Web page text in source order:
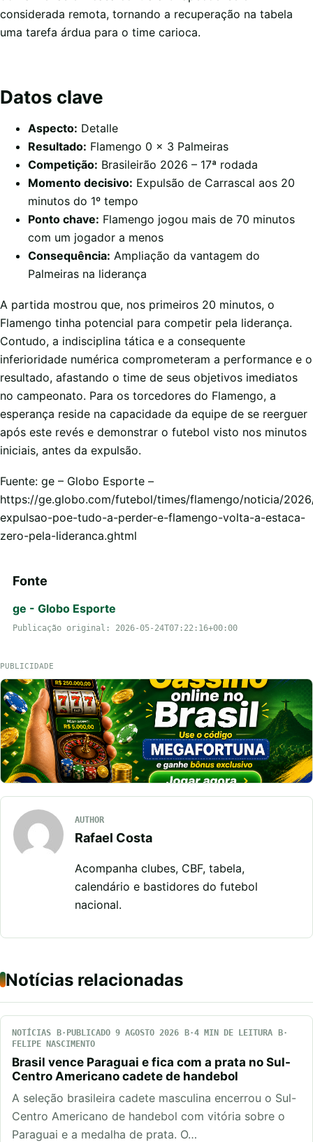
considerada remota, tornando a recuperação na tabela
uma tarefa árdua para o time carioca.
Datos clave
Aspecto: Detalle
Resultado: Flamengo 0 x 3 Palmeiras
Competição: Brasileirão 2026 – 17ª rodada
Momento decisivo: Expulsão de Carrascal aos 20
minutos do 1º tempo
Ponto chave: Flamengo jogou mais de 70 minutos
com um jogador a menos
Consequência: Ampliação da vantagem do
Palmeiras na liderança
A partida mostrou que, nos primeiros 20 minutos, o
Flamengo tinha potencial para competir pela liderança.
Contudo, a indisciplina tática e a consequente
inferioridade numérica comprometeram a performance e o
resultado, afastando o time de seus objetivos imediatos
no campeonato. Para os torcedores do Flamengo, a
esperança reside na capacidade da equipe de se reerguer
após este revés e demonstrar o futebol visto nos minutos
iniciais, antes da expulsão.
Fuente: ge – Globo Esporte –
https://ge.globo.com/futebol/times/flamengo/noticia/
expulsao-poe-tudo-a-perder-e-flamengo-volta-a-estaca-
zero-pela-lideranca.ghtml
Fonte
ge - Globo Esporte
Publicação original: 2026-05-24T07:22:16+00:00
PUBLICIDADE
AUTHOR
Rafael Costa
Acompanha clubes, CBF, tabela,
calendário e bastidores do futebol
nacional.
Notícias relacionadas
NOTÍCIAS PUBLICADO 9 AGOSTO 2026
4 MIN DE LEITURA
FELIPE NASCIMENTO
Brasil vence Paraguai e fica com a prata no Sul-
Centro Americano cadete de handebol
A seleção brasileira cadete masculina encerrou o Sul-
Centro Americano de handebol com vitória sobre o
Paraguai e a medalha de prata. O…